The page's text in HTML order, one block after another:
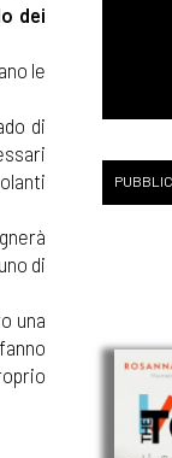
dei
le
di
di
una